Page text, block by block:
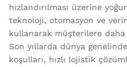
hızlandırılması üzerine
teknoloji, otomasyon ve
kullanarak müşterilere daha
Son yıllarda dünya
koşulları, hızlı lojistik